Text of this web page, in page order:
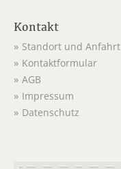
Kontakt
Standort und Anfahrt
Kontaktformular
AGB
Impressum
Datenschutz